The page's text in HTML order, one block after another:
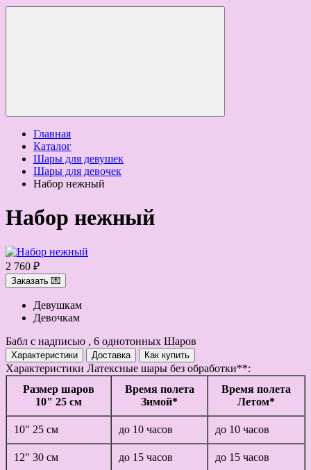
Главная
Каталог
Шары для девушек
Шары для девочек
Набор нежный
Набор нежный
2 760 ₽
Заказать 💌
Девушкам
Девочкам
Бабл с надписью , 6 однотонных Шаров
Характеристики Доставка Как купить
Характеристики Латексные шары без обработки**:
Размер шаров
10" 25 см
Время полета
Зимой*
Время полета
Летом*
10" 25 см до 10 часов до 10 часов
12" 30 см до 15 часов до 15 часов